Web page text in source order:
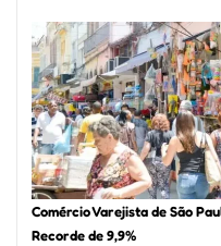
Comércio Varejista de São
Recorde de 9,9%